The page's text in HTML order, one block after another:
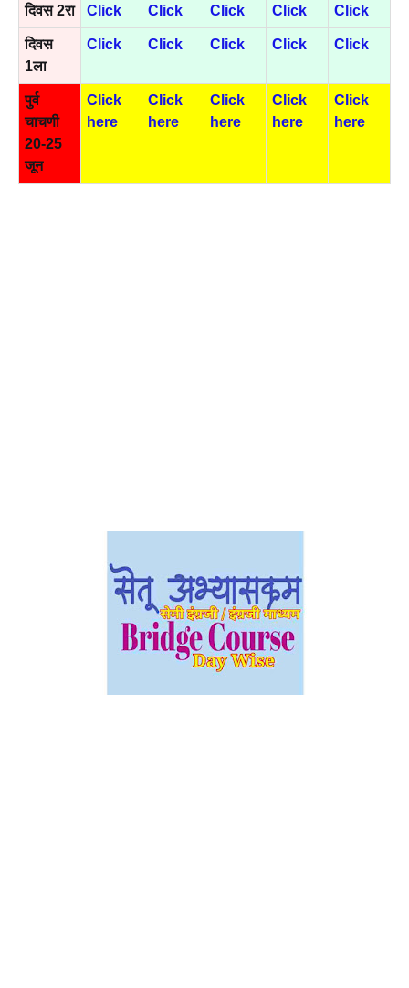
दिवस 2रा Click Click Click Click Click
दिवस
1ला
Click Click Click Click Click
पुर्व
चाचणी
20-25
जून
Click
here
Click
here
Click
here
Click
here
Click
here